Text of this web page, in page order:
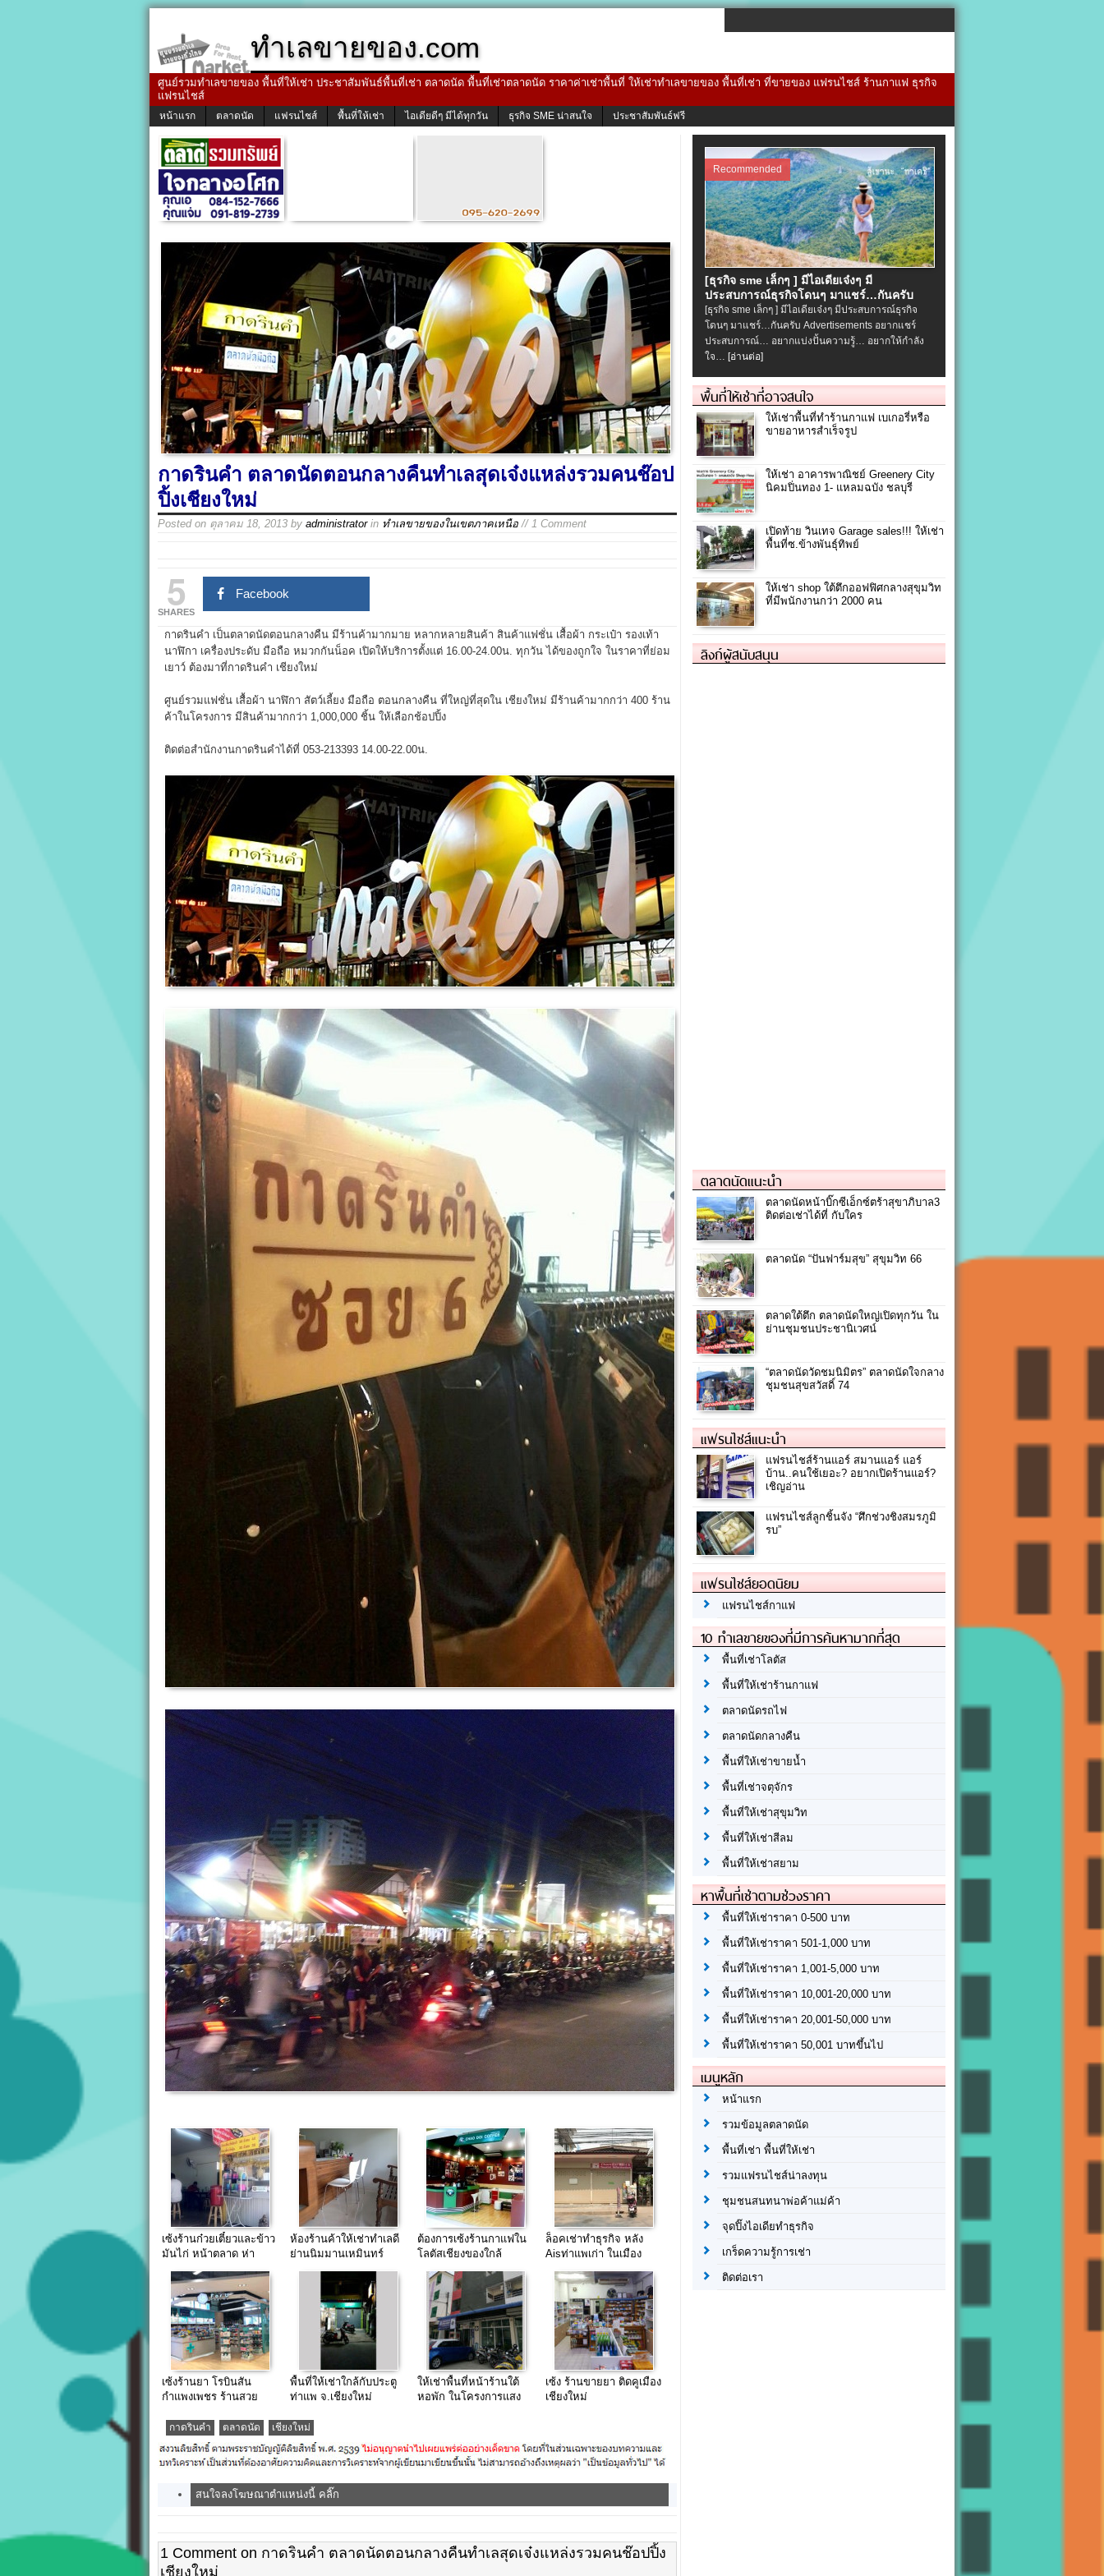
ทำเลขายของ.com
ศูนย์รวมทำเลขายของ พื้นที่ให้เช่า ประชาสัมพันธ์พื้นที่เช่า ตลาดนัด พื้นที่เช่าตลาดนัด ราคาค่าเช่าพื้นที่ ให้เช่าทำเลขายของ พื้นที่เช่า ที่ขายของ แฟรนไชส์ ร้านกาแฟ ธุรกิจ
แฟรนไชส์
หน้าแรก ตลาดนัด แฟรนไชส์ พื้นที่ให้เช่า ไอเดียดีๆ มีได้ทุกวัน ธุรกิจ SME น่าสนใจ ประชาสัมพันธ์ฟรี
กาดรินคำ ตลาดนัดตอนกลางคืนทำเลสุดเจ๋งแหล่งรวมคนช๊อป
ปิ้งเชียงใหม่
Posted on ตุลาคม 18, 2013 by administratorin ทำเลขายของในเขตภาคเหนือ // 1 Comment
5
SHARES
Facebook
กาดรินคำ เป็นตลาดนัดตอนกลางคืน มีร้านค้ามากมาย หลากหลายสินค้า สินค้าแฟชั่น เสื้อผ้า กระเป๋า รองเท้า
นาฬิกา เครื่องประดับ มือถือ หมวกกันน็อค เปิดให้บริการตั้งแต่ 16.00-24.00น. ทุกวัน ได้ของถูกใจ ในราคาที่ย่อม
เยาว์ ต้องมาที่กาดรินคำ เชียงใหม่
ศูนย์รวมแฟชั่น เสื้อผ้า นาฬิกา สัตว์เลี้ยง มือถือ ตอนกลางคืน ที่ใหญ่ที่สุดใน เชียงใหม่ มีร้านค้ามากกว่า 400 ร้าน
ค้าในโครงการ มีสินค้ามากกว่า 1,000,000 ชิ้น ให้เลือกช้อปปิ้ง
ติดต่อสำนักงานกาดรินคำได้ที่ 053-213393 14.00-22.00น.
เซ้งร้านก๋วยเตี๋ยวและข้าว
มันไก่ หน้าตลาด ห่า
นา400ม.
ห้องร้านค้าให้เช่าทำเลดี
ย่านนิมมานเหมินทร์
ต้องการเซ้งร้านกาแฟใน
โลตัสเชียงของใกล้
ล็อคเช่าทำธุรกิจ หลัง
Aisท่าแพเก่า ในเมือง
เซ้งร้านยา โรบินสัน
กำแพงเพชร ร้านสวย
พื้นที่ให้เช่าใกล้กับประตู
ท่าแพ จ.เชียงใหม่
ให้เช่าพื้นที่หน้าร้านใต้
หอพัก ในโครงการแสง
เซ้ง ร้านขายยา ติดคูเมือง
เชียงใหม่
กาดรินคำ ตลาดนัด เชียงใหม่
สนใจลงโฆษณาตำแหน่งนี้ คลิ๊ก
1 Comment on กาดรินคำ ตลาดนัดตอนกลางคืนทำเลสุดเจ๋งแหล่งรวมคนช๊อปปิ้ง
เชียงใหม่
Recommended
[ธุรกิจ sme เล็กๆ ] มีไอเดียเจ๋งๆ มี
ประสบการณ์ธุรกิจโดนๆ มาแชร์…กันครับ
[ธุรกิจ sme เล็กๆ ] มีไอเดียเจ๋งๆ มีประสบการณ์ธุรกิจ
โดนๆ มาแชร์…กันครับ Advertisements อยากแชร์
ประสบการณ์… อยากแบ่งปั้นความรู้… อยากให้กำลัง
ใจ… [อ่านต่อ]
พื้นที่ให้เช่าที่อาจสนใจ
ให้เช่าพื้นที่ทำร้านกาแฟ เบเกอรี่หรือ
ขายอาหารสำเร็จรูป
ให้เช่า อาคารพาณิชย์ Greenery City
นิคมปิ่นทอง 1- แหลมฉบัง ชลบุรี
เปิดท้าย วินเทจ Garage sales!!! ให้เช่า
พื้นที่ซ.ข้างพันธุ์ทิพย์
ให้เช่า shop ใต้ตึกออฟฟิศกลางสุขุมวิท
ที่มีพนักงานกว่า 2000 คน
ลิงก์ผู้สนับสนุน
ตลาดนัดแนะนำ
ตลาดนัดหน้าบิ๊กซีเอ็กซ์ตร้าสุขาภิบาล3
ติดต่อเช่าได้ที่ กับใคร
ตลาดนัด “ปันฟาร์มสุข” สุขุมวิท 66
ตลาดใต้ตึก ตลาดนัดใหญ่เปิดทุกวัน ใน
ย่านชุมชนประชานิเวศน์
“ตลาดนัดวัดชมนิมิตร” ตลาดนัดใจกลาง
ชุมชนสุขสวัสดิ์ 74
แฟรนไชส์แนะนำ
แฟรนไชส์ร้านแอร์ สมานแอร์ แอร์
บ้าน..คนใช้เยอะ? อยากเปิดร้านแอร์?
เชิญอ่าน
แฟรนไชส์ลูกชิ้นจัง “ศึกช่วงชิงสมรภูมิ
รบ”
แฟรนไชส์ยอดนิยม
แฟรนไชส์กาแฟ
10 ทำเลขายของที่มีการค้นหามากที่สุด
พื้นที่เช่าโลตัส
พื้นที่ให้เช่าร้านกาแฟ
ตลาดนัดรถไฟ
ตลาดนัดกลางคืน
พื้นที่ให้เช่าขายน้ำ
พื้นที่เช่าจตุจักร
พื้นที่ให้เช่าสุขุมวิท
พื้นที่ให้เช่าสีลม
พื้นที่ให้เช่าสยาม
หาพื้นที่เช่าตามช่วงราคา
พื้นที่ให้เช่าราคา 0-500 บาท
พื้นที่ให้เช่าราคา 501-1,000 บาท
พื้นที่ให้เช่าราคา 1,001-5,000 บาท
พื้นที่ให้เช่าราคา 10,001-20,000 บาท
พื้นที่ให้เช่าราคา 20,001-50,000 บาท
พื้นที่ให้เช่าราคา 50,001 บาทขึ้นไป
เมนูหลัก
หน้าแรก
รวมข้อมูลตลาดนัด
พื้นที่เช่า พื้นที่ให้เช่า
รวมแฟรนไชส์น่าลงทุน
ชุมชนสนทนาพ่อค้าแม่ค้า
จุดปิ๊งไอเดียทำธุรกิจ
เกร็ดความรู้การเช่า
ติดต่อเรา